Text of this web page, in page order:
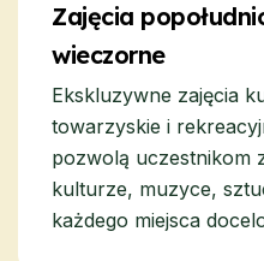
Zajęcia
wieczorne
Ekskluzywne zajęcia
towarzyskie i
pozwolą uczestnikom
kulturze, muzyce,
każdego miejsca